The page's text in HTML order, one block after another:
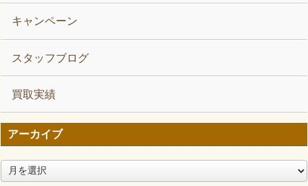
キャンペーン
スタッフブログ
買取実績
アーカイブ
ア
ー